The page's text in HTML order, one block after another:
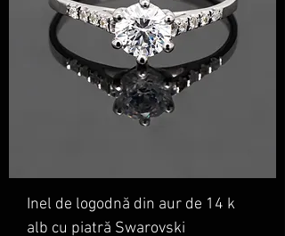
Inel de logodnă din aur de 14 k
alb cu piatră Swarovski